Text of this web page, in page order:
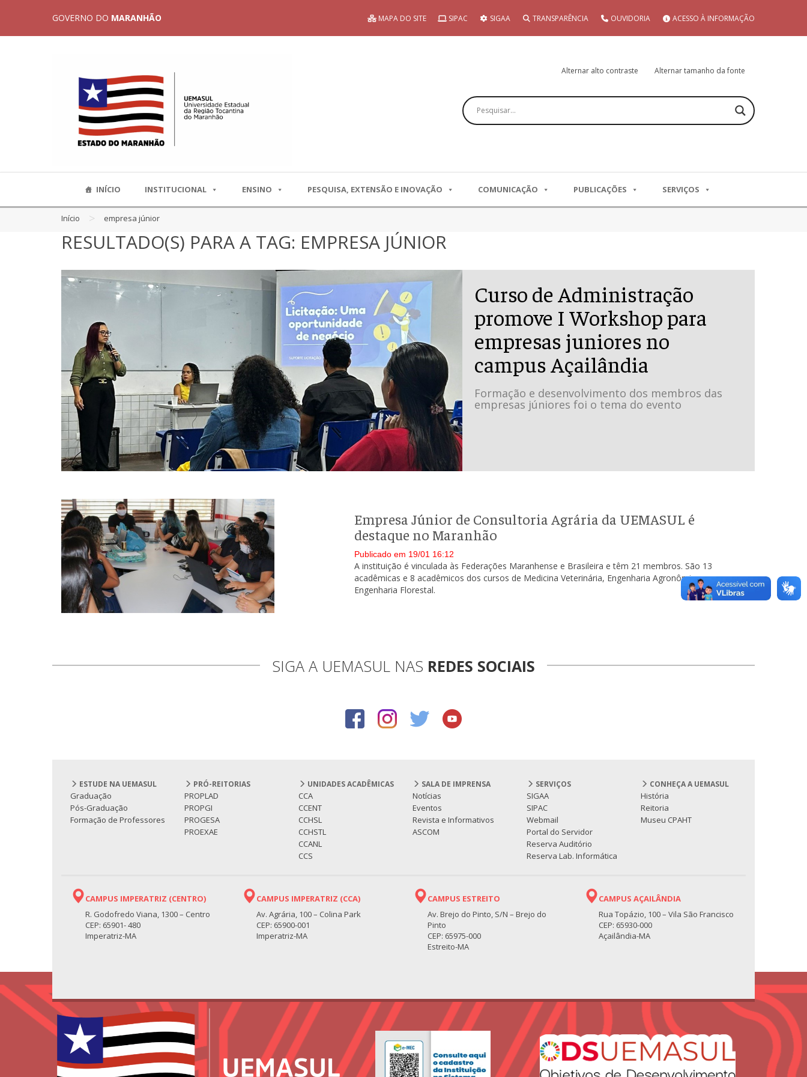
GOVERNO DO MARANHÃO MAPA DO SITE SIPAC SIGAA TRANSPARÊNCIA OUVIDORIA ACESSO À INFORMAÇÃO
Alternar alto contraste Alternar tamanho da fonte
Pesquisar
INÍCIO INSTITUCIONAL ENSINO PESQUISA, EXTENSÃO E INOVAÇÃO COMUNICAÇÃO PUBLICAÇÕES SERVIÇOS
Início > empresa júnior
RESULTADO(S) PARA A TAG: EMPRESA JÚNIOR
Curso de Administração
promove I Workshop para
empresas juniores no
campus Açailândia
Formação e desenvolvimento dos membros das
empresas júniores foi o tema do evento
Empresa Júnior de Consultoria Agrária da UEMASUL é
destaque no Maranhão
Publicado em 19/01 16:12
A instituição é vinculada às Federações Maranhense e Brasileira e têm 21 membros. São 13
acadêmicas e 8 acadêmicos dos cursos de Medicina Veterinária, Engenharia Agronômica e
Engenharia Florestal.
SIGA A UEMASUL NAS REDES SOCIAIS
ESTUDE NA UEMASUL
Graduação
Pós-Graduação
Formação de Professores
PRÓ-REITORIAS
PROPLAD
PROPGI
PROGESA
PROEXAE
UNIDADES ACADÊMICAS
CCA
CCENT
CCHSL
CCHSTL
CCANL
CCS
SALA DE IMPRENSA
Notícias
Eventos
Revista e Informativos
ASCOM
SERVIÇOS
SIGAA
SIPAC
Webmail
Portal do Servidor
Reserva Auditório
Reserva Lab. Informática
CONHEÇA A UEMASUL
História
Reitoria
Museu CPAHT
CAMPUS IMPERATRIZ (CENTRO)
R. Godofredo Viana, 1300 – Centro
CEP: 65901- 480
Imperatriz-MA
CAMPUS IMPERATRIZ (CCA)
Av. Agrária, 100 – Colina Park
CEP: 65900-001
Imperatriz-MA
CAMPUS ESTREITO
Av. Brejo do Pinto, S/N – Brejo do
Pinto
CEP: 65975-000
Estreito-MA
CAMPUS AÇAILÂNDIA
Rua Topázio, 100 – Vila São Francisco
CEP: 65930-000
Açailândia-MA